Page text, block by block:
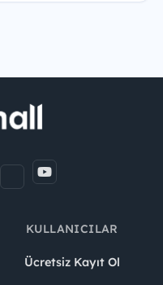
KULLANICILAR
Ücretsiz Kayıt Ol